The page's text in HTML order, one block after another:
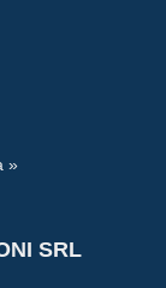
»
SRL